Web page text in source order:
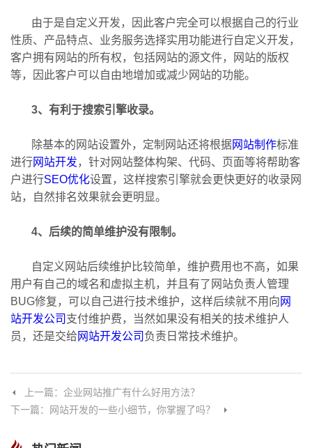
由于是自定义开发，因此客户完全可以根据自己的行业
性质、产品特点、业务服务选择实用功能进行自定义开发，
客户拥有网站的所有权，包括网站的源文件，网站的版权
等，因此客户可以自由地增加或减少网站的功能。
3、有利于搜索引擎收录。
除基本的网站设置外，定制网站还将根据网站制作标准
进行网站开发，针对网站整体构架、代码、页面等将帮助客
户进行SEO优化设置，这样搜索引擎就会更快更好的收录网
站，自然排名效果就会更明显。
4、后续的简单维护没有限制。
自定义网站后续维护比较简单，维护费用也不高，如果
用户有自己的域名和虚拟主机，并且有了网站负责人管理
BUG修复，可以自己进行技术维护，这样后续就不用向 网
站开发公司 支付维护费，当然如果没有相关的技术维护人
员，还是交给 网站开发公司 负责日常技术维护。
上一篇：企业网站推广有什么好用方法？
下一篇：网站开发的一些小细节，你掌握了吗？